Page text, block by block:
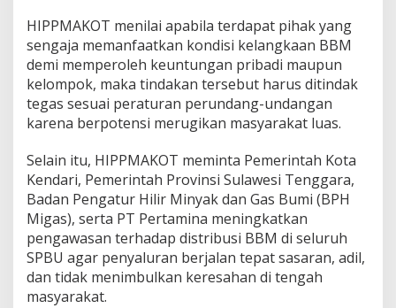
HIPPMAKOT menilai apabila terdapat pihak yang
sengaja memanfaatkan kondisi kelangkaan BBM
demi memperoleh keuntungan pribadi maupun
kelompok, maka tindakan tersebut harus ditindak
tegas sesuai peraturan perundang-undangan
karena berpotensi merugikan masyarakat luas.
Selain itu, HIPPMAKOT meminta Pemerintah Kota
Kendari, Pemerintah Provinsi Sulawesi Tenggara,
Badan Pengatur Hilir Minyak dan Gas Bumi (BPH
Migas), serta PT Pertamina meningkatkan
pengawasan terhadap distribusi BBM di seluruh
SPBU agar penyaluran berjalan tepat sasaran, adil,
dan tidak menimbulkan keresahan di tengah
masyarakat.